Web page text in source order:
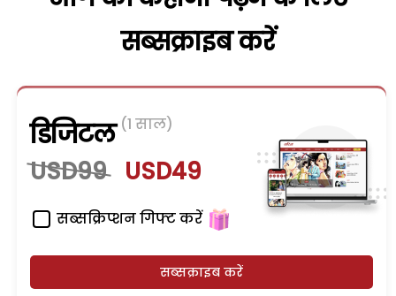
सब्सक्राइब करें
डिजिटल (1 साल)
USD99 USD49
सब्सक्रिप्शन गिफ्ट करें
सब्सक्राइब करें